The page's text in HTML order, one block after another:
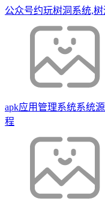
公众号约玩树洞系统,
apk应用管理系统系统
程